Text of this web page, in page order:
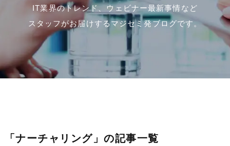
IT業界のトレンド、ウェビナー最新事情など
スタッフがお届けするマジセミ発ブログです。
「ナーチャリング」の記事一覧